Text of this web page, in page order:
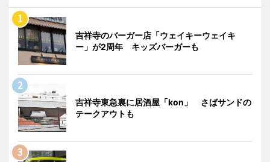
吉祥寺のバーガー店「ウェイキーウェイキ
ー」が2周年 キッズバーガーも
吉祥寺東急裏に居酒屋「kon」 さばサンドの
テークアウトも